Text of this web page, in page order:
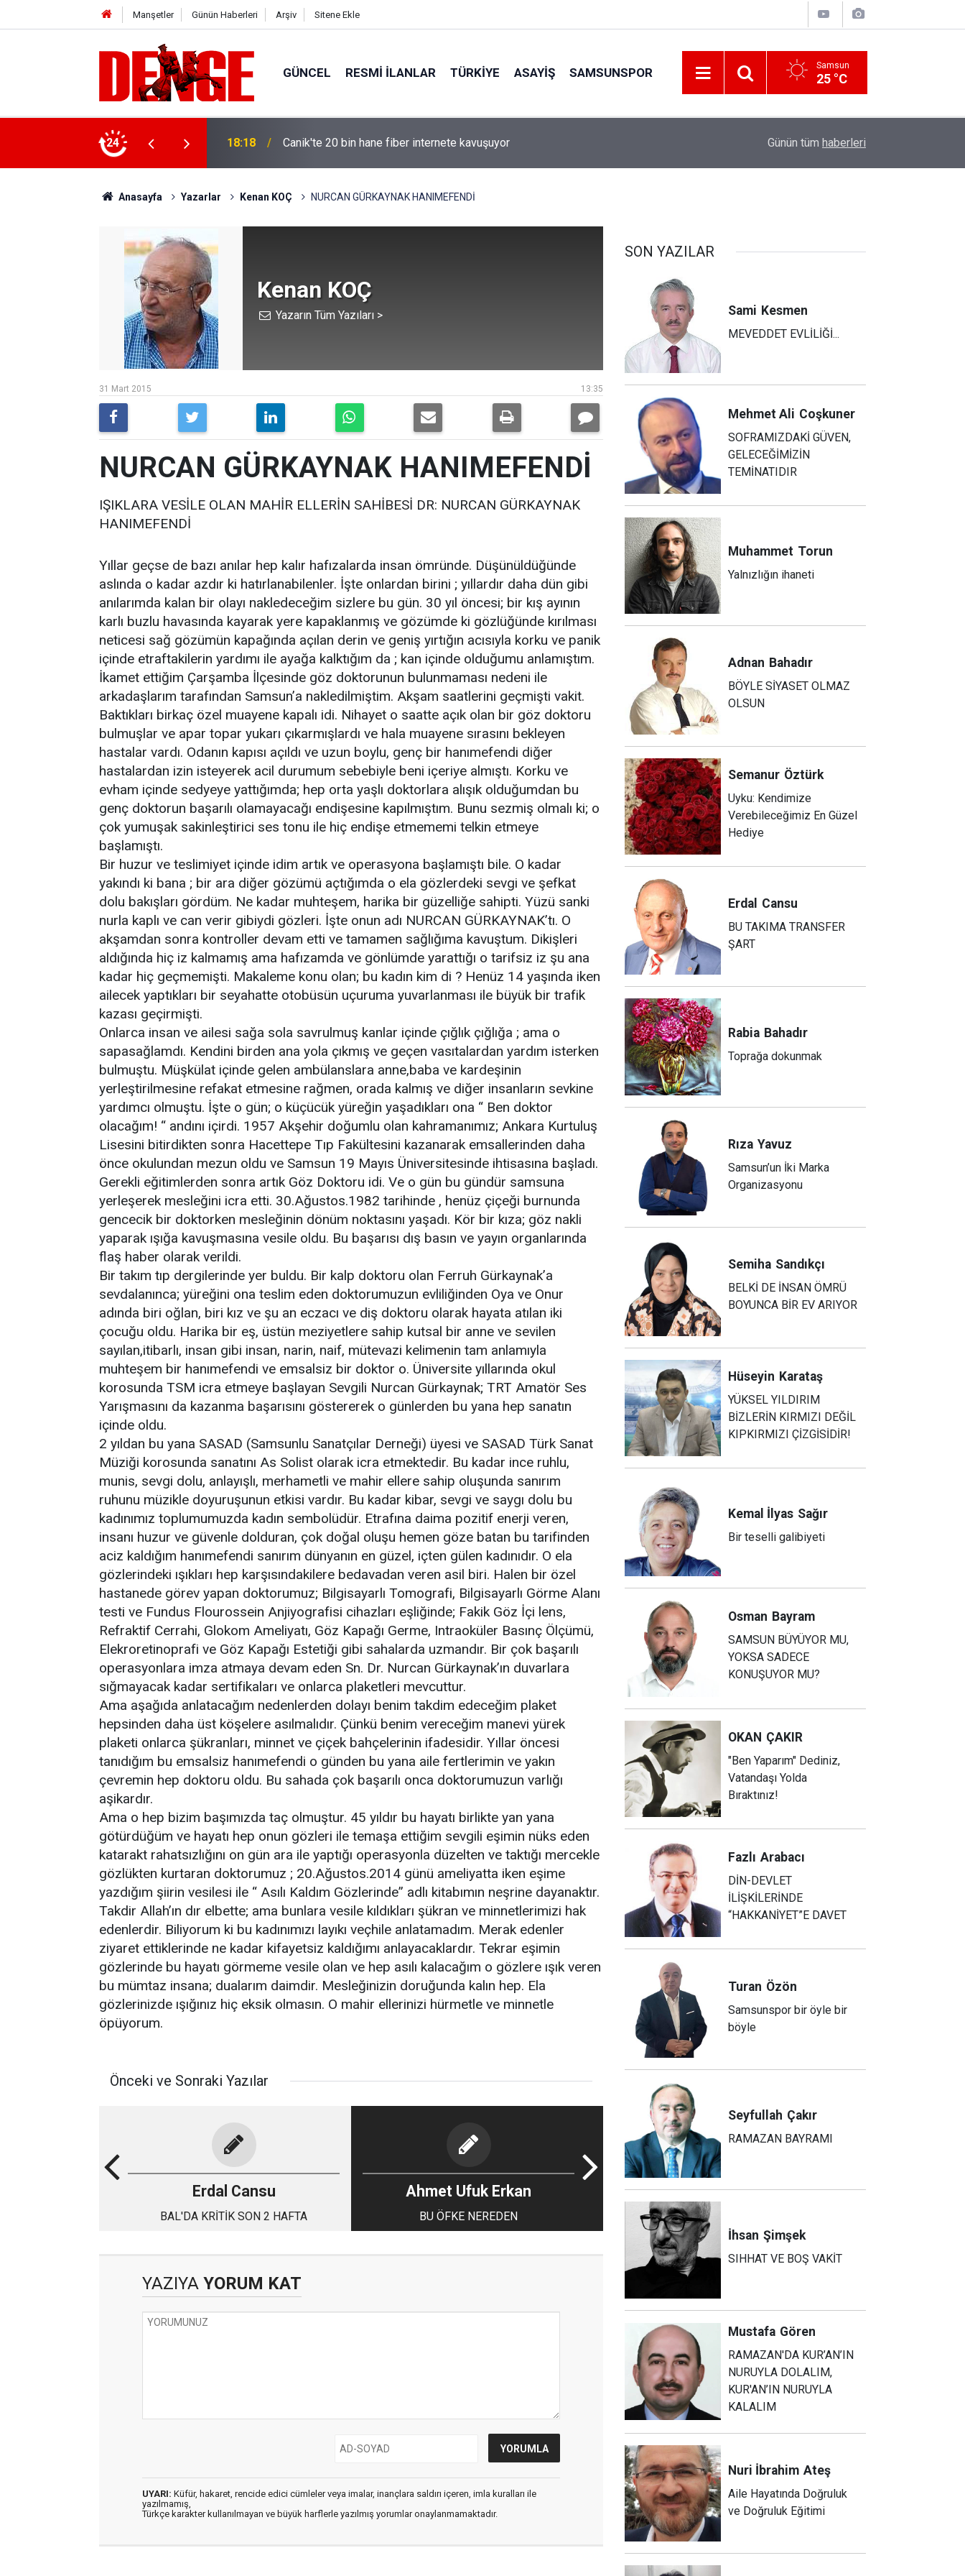
Manşetler Günün Haberleri Arşiv Sitene Ekle
GÜNCEL RESMI İLANLAR TÜRKİYE ASAYİŞ SAMSUNSPOR Samsun
25 °C
24
kadar devam edecek 18:18 Canik'te 20 bin hane fiber internete kavuşuyor 30 ilde DEAŞ terör örgütüne yönelik operasyon!
Günün tüm haberleri
Anasayfa Yazarlar Kenan KOÇ NURCAN GÜRKAYNAK HANIMEFENDİ
Kenan KOÇ
Yazarın Tüm Yazıları >
13:35
31 Mart 2015
NURCAN GÜRKAYNAK HANIMEFENDİ
IŞIKLARA VESİLE OLAN MAHİR ELLERİN SAHİBESİ DR: NURCAN GÜRKAYNAK
HANIMEFENDİ
Yıllar geçse de bazı anılar hep kalır hafızalarda insan ömründe. Düşünüldüğünde
aslında o kadar azdır ki hatırlanabilenler. İşte onlardan birini ; yıllardır daha dün gibi
anılarımda kalan bir olayı nakledeceğim sizlere bu gün. 30 yıl öncesi; bir kış ayının
karlı buzlu havasında kayarak yere kapaklanmış ve gözümde ki gözlüğünde kırılması
neticesi sağ gözümün kapağında açılan derin ve geniş yırtığın acısıyla korku ve panik
içinde etraftakilerin yardımı ile ayağa kalktığım da ; kan içinde olduğumu anlamıştım.
İkamet ettiğim Çarşamba İlçesinde göz doktorunun bulunmaması nedeni ile
arkadaşlarım tarafından Samsun’a nakledilmiştim. Akşam saatlerini geçmişti vakit.
Baktıkları birkaç özel muayene kapalı idi. Nihayet o saatte açık olan bir göz doktoru
bulmuşlar ve apar topar yukarı çıkarmışlardı ve hala muayene sırasını bekleyen
hastalar vardı. Odanın kapısı açıldı ve uzun boylu, genç bir hanımefendi diğer
hastalardan izin isteyerek acil durumum sebebiyle beni içeriye almıştı. Korku ve
evham içinde sedyeye yattığımda; hep orta yaşlı doktorlara alışık olduğumdan bu
genç doktorun başarılı olamayacağı endişesine kapılmıştım. Bunu sezmiş olmalı ki; o
çok yumuşak sakinleştirici ses tonu ile hiç endişe etmememi telkin etmeye
başlamıştı.
Bir huzur ve teslimiyet içinde idim artık ve operasyona başlamıştı bile. O kadar
yakındı ki bana ; bir ara diğer gözümü açtığımda o ela gözlerdeki sevgi ve şefkat
dolu bakışları gördüm. Ne kadar muhteşem, harika bir güzelliğe sahipti. Yüzü sanki
nurla kaplı ve can verir gibiydi gözleri. İşte onun adı NURCAN GÜRKAYNAK’tı. O
akşamdan sonra kontroller devam etti ve tamamen sağlığıma kavuştum. Dikişleri
aldığında hiç iz kalmamış ama hafızamda ve gönlümde yarattığı o tarifsiz iz şu ana
kadar hiç geçmemişti. Makaleme konu olan; bu kadın kim di ? Henüz 14 yaşında iken
ailecek yaptıkları bir seyahatte otobüsün uçuruma yuvarlanması ile büyük bir trafik
kazası geçirmişti.
Onlarca insan ve ailesi sağa sola savrulmuş kanlar içinde çığlık çığlığa ; ama o
sapasağlamdı. Kendini birden ana yola çıkmış ve geçen vasıtalardan yardım isterken
bulmuştu. Müşkülat içinde gelen ambülanslara anne,baba ve kardeşinin
yerleştirilmesine refakat etmesine rağmen, orada kalmış ve diğer insanların sevkine
yardımcı olmuştu. İşte o gün; o küçücük yüreğin yaşadıkları ona “ Ben doktor
olacağım! “ andını içirdi. 1957 Akşehir doğumlu olan kahramanımız; Ankara Kurtuluş
Lisesini bitirdikten sonra Hacettepe Tıp Fakültesini kazanarak emsallerinden daha
önce okulundan mezun oldu ve Samsun 19 Mayıs Üniversitesinde ihtisasına başladı.
Gerekli eğitimlerden sonra artık Göz Doktoru idi. Ve o gün bu gündür samsuna
yerleşerek mesleğini icra etti. 30.Ağustos.1982 tarihinde , henüz çiçeği burnunda
gencecik bir doktorken mesleğinin dönüm noktasını yaşadı. Kör bir kıza; göz nakli
yaparak ışığa kavuşmasına vesile oldu. Bu başarısı dış basın ve yayın organlarında
flaş haber olarak verildi.
Bir takım tıp dergilerinde yer buldu. Bir kalp doktoru olan Ferruh Gürkaynak’a
sevdalanınca; yüreğini ona teslim eden doktorumuzun evliliğinden Oya ve Onur
adında biri oğlan, biri kız ve şu an eczacı ve diş doktoru olarak hayata atılan iki
çocuğu oldu. Harika bir eş, üstün meziyetlere sahip kutsal bir anne ve sevilen
sayılan,itibarlı, insan gibi insan, narin, naif, mütevazi kelimenin tam anlamıyla
muhteşem bir hanımefendi ve emsalsiz bir doktor o. Üniversite yıllarında okul
korosunda TSM icra etmeye başlayan Sevgili Nurcan Gürkaynak; TRT Amatör Ses
Yarışmasını da kazanma başarısını göstererek o günlerden bu yana hep sanatın
içinde oldu.
2 yıldan bu yana SASAD (Samsunlu Sanatçılar Derneği) üyesi ve SASAD Türk Sanat
Müziği korosunda sanatını As Solist olarak icra etmektedir. Bu kadar ince ruhlu,
munis, sevgi dolu, anlayışlı, merhametli ve mahir ellere sahip oluşunda sanırım
ruhunu müzikle doyuruşunun etkisi vardır. Bu kadar kibar, sevgi ve saygı dolu bu
kadınımız toplumumuzda kadın sembolüdür. Etrafına daima pozitif enerji veren,
insanı huzur ve güvenle dolduran, çok doğal oluşu hemen göze batan bu tarifinden
aciz kaldığım hanımefendi sanırım dünyanın en güzel, içten gülen kadınıdır. O ela
gözlerindeki ışıkları hep karşısındakilere bedavadan veren asil biri. Halen bir özel
hastanede görev yapan doktorumuz; Bilgisayarlı Tomografi, Bilgisayarlı Görme Alanı
testi ve Fundus Flourossein Anjiyografisi cihazları eşliğinde; Fakik Göz İçi lens,
Refraktif Cerrahi, Glokom Ameliyatı, Göz Kapağı Germe, Intraoküler Basınç Ölçümü,
Elekroretinoprafi ve Göz Kapağı Estetiği gibi sahalarda uzmandır. Bir çok başarılı
operasyonlara imza atmaya devam eden Sn. Dr. Nurcan Gürkaynak’ın duvarlara
sığmayacak kadar sertifikaları ve onlarca plaketleri mevcuttur.
Ama aşağıda anlatacağım nedenlerden dolayı benim takdim edeceğim plaket
hepsinden daha üst köşelere asılmalıdır. Çünkü benim vereceğim manevi yürek
plaketi onlarca şükranları, minnet ve çiçek bahçelerinin ifadesidir. Yıllar öncesi
tanıdığım bu emsalsiz hanımefendi o günden bu yana aile fertlerimin ve yakın
çevremin hep doktoru oldu. Bu sahada çok başarılı onca doktorumuzun varlığı
aşikardır.
Ama o hep bizim başımızda taç olmuştur. 45 yıldır bu hayatı birlikte yan yana
götürdüğüm ve hayatı hep onun gözleri ile temaşa ettiğim sevgili eşimin nüks eden
katarakt rahatsızlığını on gün ara ile yaptığı operasyonla düzelten ve taktığı mercekle
gözlükten kurtaran doktorumuz ; 20.Ağustos.2014 günü ameliyatta iken eşime
yazdığım şiirin vesilesi ile “ Asılı Kaldım Gözlerinde” adlı kitabımın neşrine dayanaktır.
Takdir Allah’ın dır elbette; ama bunlara vesile kıldıkları şükran ve minnetlerimizi hak
edenlerdir. Biliyorum ki bu kadınımızı layıkı veçhile anlatamadım. Merak edenler
ziyaret ettiklerinde ne kadar kifayetsiz kaldığımı anlayacaklardır. Tekrar eşimin
gözlerinde bu hayatı görmeme vesile olan ve hep asılı kalacağım o gözlere ışık veren
bu mümtaz insana; dualarım daimdir. Mesleğinizin doruğunda kalın hep. Ela
gözlerinizde ışığınız hiç eksik olmasın. O mahir ellerinizi hürmetle ve minnetle
öpüyorum.
Önceki ve Sonraki Yazılar
Erdal Cansu
BAL'DA KRİTİK SON 2 HAFTA
Ahmet Ufuk Erkan
BU ÖFKE NEREDEN
YAZIYA YORUM KAT
UYARI: Küfür, hakaret, rencide edici cümleler veya imalar, inançlara saldırı içeren, imla kuralları ile
yazılmamış,
Türkçe karakter kullanılmayan ve büyük harflerle yazılmış yorumlar onaylanmamaktadır.
SON YAZILAR
Sami Kesmen
MEVEDDET EVLİLİĞİ...
Mehmet Ali Coşkuner
SOFRAMIZDAKİ GÜVEN,
GELECEĞİMİZİN
TEMİNATIDIR
Muhammet Torun
Yalnızlığın ihaneti
Adnan Bahadır
BÖYLE SİYASET OLMAZ
OLSUN
Semanur Öztürk
Uyku: Kendimize
Verebileceğimiz En Güzel
Hediye
Erdal Cansu
BU TAKIMA TRANSFER
ŞART
Rabia Bahadır
Toprağa dokunmak
Rıza Yavuz
Samsun’un İki Marka
Organizasyonu
Semiha Sandıkçı
BELKİ DE İNSAN ÖMRÜ
BOYUNCA BİR EV ARIYOR
Hüseyin Karataş
YÜKSEL YILDIRIM
BİZLERİN KIRMIZI DEĞİL
KIPKIRMIZI ÇİZGİSİDİR!
Kemal İlyas Sağır
Bir teselli galibiyeti
Osman Bayram
SAMSUN BÜYÜYOR MU,
YOKSA SADECE
KONUŞUYOR MU?
OKAN ÇAKIR
"Ben Yaparım" Dediniz,
Vatandaşı Yolda
Bıraktınız!
Fazlı Arabacı
DİN-DEVLET
İLİŞKİLERİNDE
“HAKKANİYET”E DAVET
Turan Özön
Samsunspor bir öyle bir
böyle
Seyfullah Çakır
RAMAZAN BAYRAMI
İhsan Şimşek
SIHHAT VE BOŞ VAKİT
Mustafa Gören
RAMAZAN'DA KUR’AN’IN
NURUYLA DOLALIM,
KUR'AN’IN NURUYLA
KALALIM
Nuri İbrahim Ateş
Aile Hayatında Doğruluk
ve Doğruluk Eğitimi